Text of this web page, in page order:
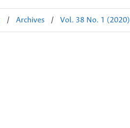
/ Archives / Vol. 38 No. 1 (2020)